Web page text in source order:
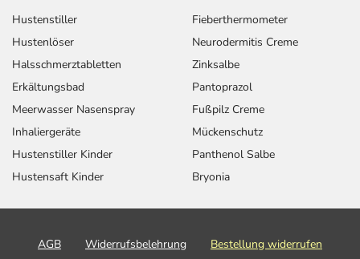
Hustenstiller
Hustenlöser
Halsschmerztabletten
Erkältungsbad
Meerwasser Nasenspray
Inhaliergeräte
Hustenstiller Kinder
Hustensaft Kinder
Fieberthermometer
Neurodermitis Creme
Zinksalbe
Pantoprazol
Fußpilz Creme
Mückenschutz
Panthenol Salbe
Bryonia
AGB Widerrufsbelehrung
Bestellung widerrufen